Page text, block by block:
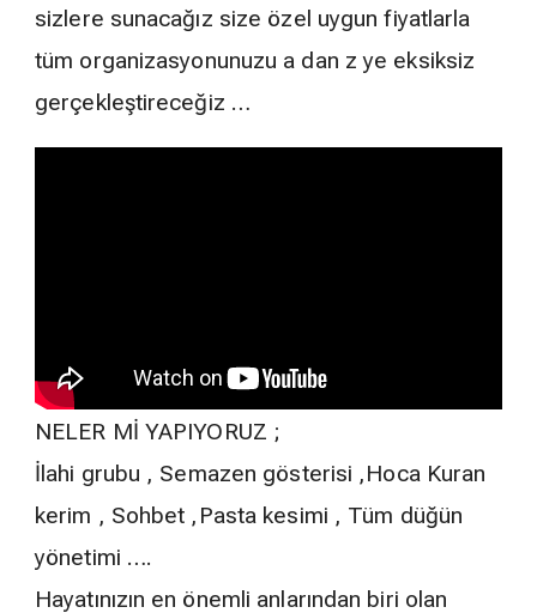
sizlere sunacağız size özel uygun fiyatlarla
tüm organizasyonunuzu a dan z ye eksiksiz
gerçekleştireceğiz …
NELER Mİ YAPIYORUZ ;
İlahi grubu , Semazen gösterisi ,Hoca Kuran
kerim , Sohbet ,Pasta kesimi , Tüm düğün
yönetimi ….
Hayatınızın en önemli anlarından biri olan